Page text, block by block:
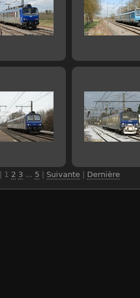
1 2 3 ... 5 Suivante| Dernière